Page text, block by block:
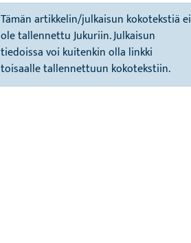
Tämän artikkelin/julkaisun kokotekstiä ei
ole tallennettu Jukuriin. Julkaisun
tiedoissa voi kuitenkin olla linkki
toisaalle tallennettuun kokotekstiin.